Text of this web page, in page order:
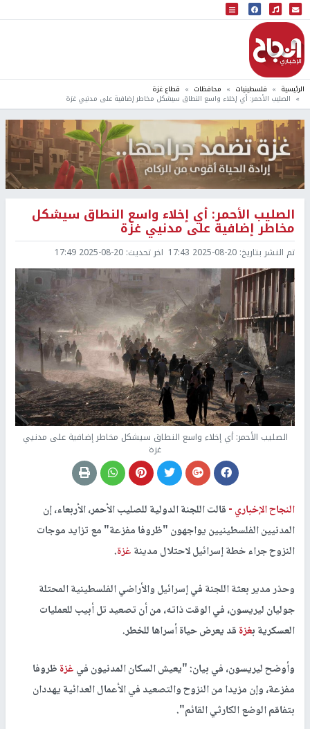
البث المباشر
إذاعة النجاح
الرئيسية فلسطينيات محافظات قطاع غزة
الصليب الأحمر: أي إخلاء واسع النطاق سيشكل مخاطر إضافية على مدنيي غزة
الصليب الأحمر: أي إخلاء واسع النطاق سيشكل
مخاطر إضافية على مدنيي غزة
تم النشر بتاريخ: 2025-08-20 17:43 اخر تحديث: 2025-08-20 17:49
الصليب الأحمر: أي إخلاء واسع النطاق سيشكل مخاطر إضافية على مدنيي
غزة
النجاح الإخباري -قالت اللجنة الدولية للصليب الأحمر، الأربعاء، إن
المدنيين الفلسطينيين يواجهون "ظروفا مفزعة" مع تزايد موجات
النزوح جراء خطة إسرائيل لاحتلال مدينةغزة.
وحذر مدير بعثة اللجنة في إسرائيل والأراضي الفلسطينية المحتلة
جوليان ليريسون، في الوقت ذاته، من أن تصعيد تل أبيب للعمليات
العسكرية بغزةقد يعرض حياة أسراها للخطر.
وأوضح ليريسون، في بيان: "يعيش السكان المدنيون فيغزةظروفا
مفزعة، وإن مزيدا من النزوح والتصعيد في الأعمال العدائية يهددان
بتفاقم الوضع الكارثي القائم".